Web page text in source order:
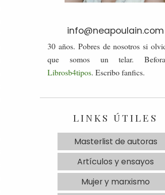
info@neapoulain.com
30 años. Pobres de nosotros si
que somos un telar.
Librosb4tipos. Escribo fanfics.
LINKS ÚTILES
Masterlist de autoras
Artículos y ensayos
Mujer y marxismo